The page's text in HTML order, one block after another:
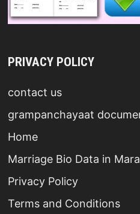
PRIVACY POLICY
contact us
grampanchayaat
Home
Marriage Bio Data in
Privacy Policy
Terms and Conditions